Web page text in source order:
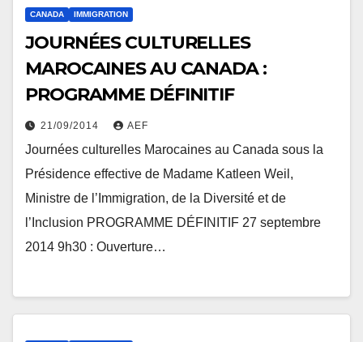
CANADA IMMIGRATION
JOURNÉES CULTURELLES
MAROCAINES AU CANADA :
PROGRAMME DÉFINITIF
21/09/2014 AEF
Journées culturelles Marocaines au Canada sous la
Présidence effective de Madame Katleen Weil,
Ministre de l’Immigration, de la Diversité et de
l’Inclusion PROGRAMME DÉFINITIF 27 septembre
2014 9h30 : Ouverture…